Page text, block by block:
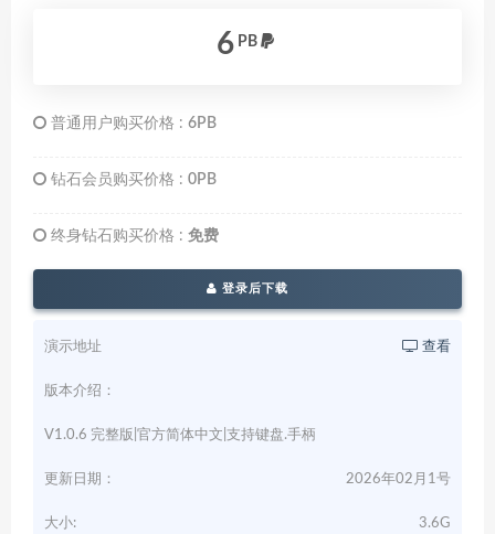
6 PB
普通用户购买价格 : 6PB
钻石会员购买价格 : 0PB
终身钻石购买价格 : 免费
登录后下载
演示地址 查看
版本介绍：
V1.0.6 完整版|官方简体中文|支持键盘.手柄
更新日期： 2026年02月1号
大小: 3.6G